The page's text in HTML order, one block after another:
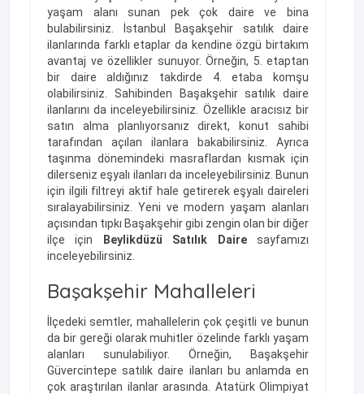
yaşam alanı sunan pek çok daire ve bina
bulabilirsiniz. İstanbul Başakşehir satılık daire
ilanlarında farklı etaplar da kendine özgü birtakım
avantaj ve özellikler sunuyor. Örneğin, 5. etaptan
bir daire aldığınız takdirde 4. etaba komşu
olabilirsiniz. Sahibinden Başakşehir satılık daire
ilanlarını da inceleyebilirsiniz. Özellikle aracısız bir
satın alma planlıyorsanız direkt, konut sahibi
tarafından açılan ilanlara bakabilirsiniz. Ayrıca
taşınma dönemindeki masraflardan kısmak için
dilerseniz eşyalı ilanları da inceleyebilirsiniz. Bunun
için ilgili filtreyi aktif hale getirerek eşyalı daireleri
sıralayabilirsiniz. Yeni ve modern yaşam alanları
açısından tıpkı Başakşehir gibi zengin olan bir diğer
ilçe için
Beylikdüzü Satılık Dairesayfamızı
inceleyebilirsiniz.
Başakşehir Mahalleleri
İlçedeki semtler, mahallelerin çok çeşitli ve bunun
da bir gereği olarak muhitler özelinde farklı yaşam
alanları sunulabiliyor. Örneğin, Başakşehir
Güvercintepe satılık daire ilanları bu anlamda en
çok araştırılan ilanlar arasında. Atatürk Olimpiyat